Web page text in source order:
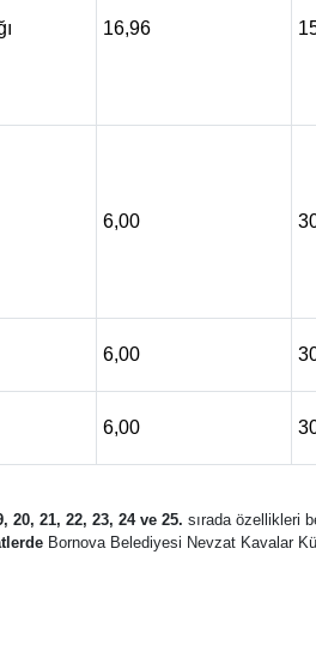
16,96
6,00
6,00
6,00
20, 21, 22, 23, 24 ve 25. sırada özellikleri
Bornova Belediyesi Nevzat Kavalar